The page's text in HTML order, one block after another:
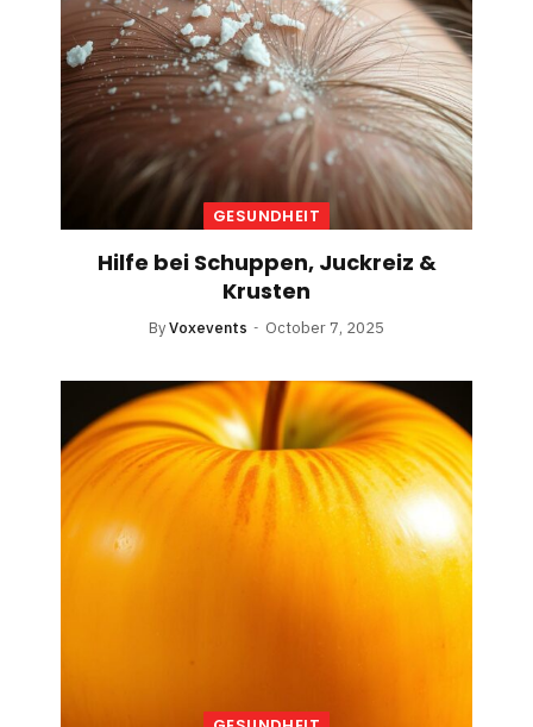
GESUNDHEIT
Hilfe bei Schuppen, Juckreiz &
Krusten
ByVoxevents October 7, 2025